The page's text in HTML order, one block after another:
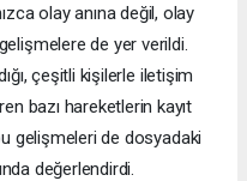
olay anına değil, olay
de yer verildi.
çeşitli kişilerle iletişim
bazı hareketlerin kayıt
bu gelişmeleri de dosyadaki
değerlendirdi.